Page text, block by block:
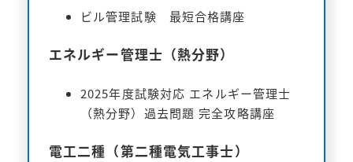
ビル管理試験 最短合格講座
エネルギー管理士（熱分野）
2025年度試験対応 エネルギー管理士
（熱分野）過去問題 完全攻略講座
電工二種（第二種電気工事士）